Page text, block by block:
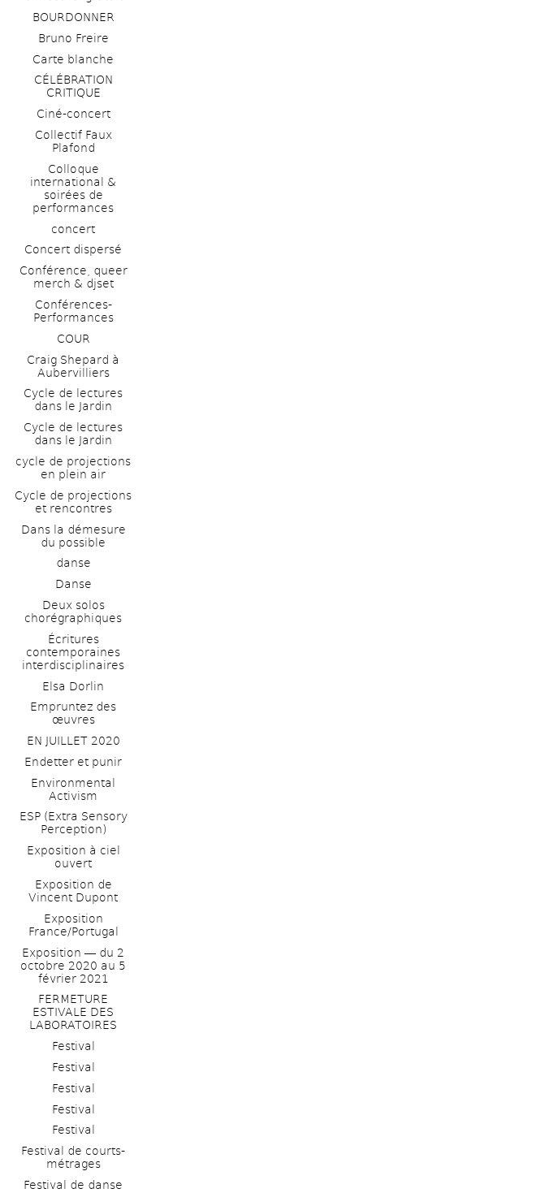
BOURDONNER
Bruno Freire
Carte blanche
CÉLÉBRATION
CRITIQUE
Ciné-concert
Collectif Faux
Plafond
Colloque
international &
soirées de
performances
concert
Concert dispersé
Conférence, queer
merch & djset
Conférences-
Performances
COUR
Craig Shepard à
Aubervilliers
Cycle de lectures
dans le Jardin
Cycle de lectures
dans le Jardin
cycle de projections
en plein air
Cycle de projections
et rencontres
Dans la démesure
du possible
danse
Danse
Deux solos
chorégraphiques
Écritures
contemporaines
interdisciplinaires
Elsa Dorlin
Empruntez des
œuvres
EN JUILLET 2020
Endetter et punir
Environmental
Activism
ESP (Extra Sensory
Perception)
Exposition à ciel
ouvert
Exposition de
Vincent Dupont
Exposition
France/Portugal
Exposition ― du 2
octobre 2020 au 5
février 2021
FERMETURE
ESTIVALE DES
LABORATOIRES
Festival
Festival
Festival
Festival
Festival
Festival de courts-
métrages
Festival de danse